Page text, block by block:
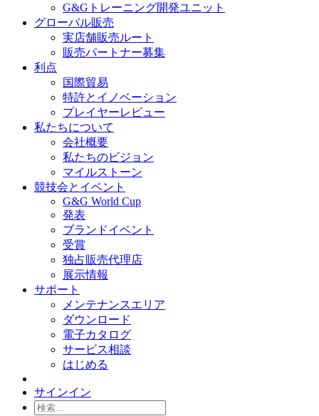
G&Gトレーニング開発ユニット
グローバル販売
実店舗販売ルート
販売パートナー募集
利点
国際貿易
特許とイノベーション
プレイヤーレビュー
私たちについて
会社概要
私たちのビジョン
マイルストーン
競技会とイベント
G&G World Cup
発表
ブランドイベント
受賞
独占販売代理店
展示情報
サポート
メンテナンスエリア
ダウンロード
電子カタログ
サービス相談
はじめる
サインイン